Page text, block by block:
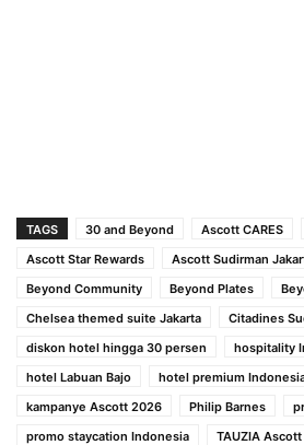
TAGS 30 and Beyond Ascott CARES
Ascott Star Rewards
Ascott Sudirman
Beyond Community
Beyond Plates
Chelsea themed suite Jakarta
Citadines
diskon hotel hingga 30 persen
hospitality
hotel Labuan Bajo
hotel premium
kampanye Ascott 2026
Philip Barnes
promo staycation Indonesia
TAUZIA Ascott